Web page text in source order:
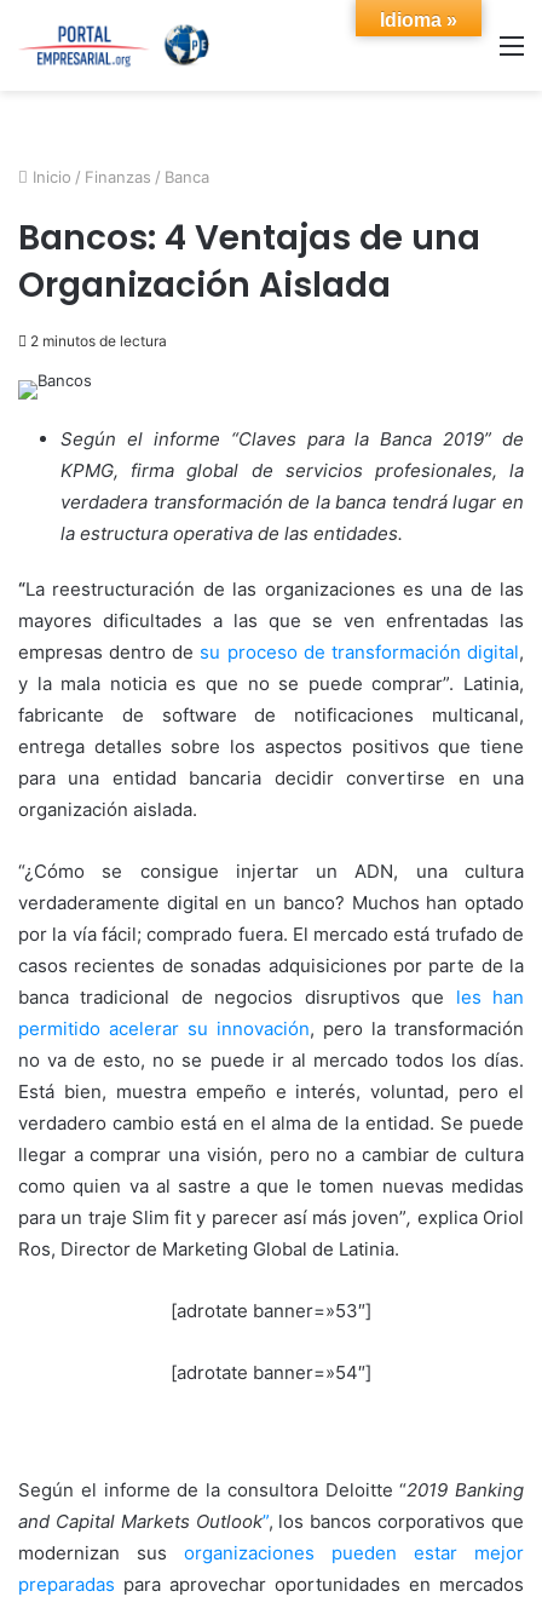
Inicio / Finanzas / Banca
Bancos: 4 Ventajas de una
Organización Aislada
2 minutos de lectura
Según el informe “Claves para la Banca 2019” de
KPMG, firma global de servicios profesionales, la
verdadera transformación de la banca tendrá lugar en
la estructura operativa de las entidades.
“La reestructuración de las organizaciones es una de las
mayores dificultades a las que se ven enfrentadas las
empresas dentro de su proceso de transformación digital,
y la mala noticia es que no se puede comprar”. Latinia,
fabricante de software de notificaciones multicanal,
entrega detalles sobre los aspectos positivos que tiene
para una entidad bancaria decidir convertirse en una
organización aislada.
“¿Cómo se consigue injertar un ADN, una cultura
verdaderamente digital en un banco? Muchos han optado
por la vía fácil; comprado fuera. El mercado está trufado de
casos recientes de sonadas adquisiciones por parte de la
banca tradicional de negocios disruptivos que les han
permitido acelerar su innovación, pero la transformación
no va de esto, no se puede ir al mercado todos los días.
Está bien, muestra empeño e interés, voluntad, pero el
verdadero cambio está en el alma de la entidad. Se puede
llegar a comprar una visión, pero no a cambiar de cultura
como quien va al sastre a que le tomen nuevas medidas
para un traje Slim fit y parecer así más joven”, explica Oriol
Ros, Director de Marketing Global de Latinia.
[adrotate banner=»53″]
[adrotate banner=»54″]
Según el informe de la consultora Deloitte “2019 Banking
and Capital Markets Outlook”, los bancos corporativos que
modernizan sus organizaciones pueden estar mejor
preparadas para aprovechar oportunidades en mercados
Idioma »